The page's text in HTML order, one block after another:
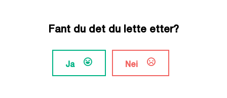
Fant du det du lette etter?
Ja Nei